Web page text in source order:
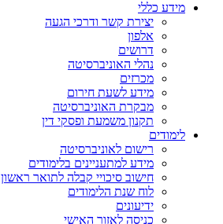
מידע כללי
יצירת קשר ודרכי הגעה
אלפון
דרושים
נהלי האוניברסיטה
מכרזים
מידע לשעת חירום
מבקרת האוניברסיטה
תקנון משמעת ופסקי דין
לימודים
רישום לאוניברסיטה
מידע למתעניינים בלימודים
חישוב סיכויי קבלה לתואר ראשון
לוח שנת הלימודים
ידיעונים
כניסה לאזור האישי